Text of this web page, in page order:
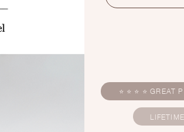
⭐ ⭐ ⭐ ⭐